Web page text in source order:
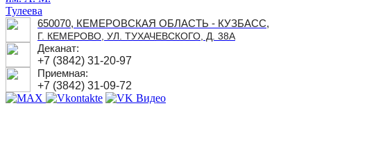
650070, КЕМЕРОВСКАЯ ОБЛАСТЬ - КУЗБАСС,
Г. КЕМЕРОВО, УЛ. ТУХАЧЕВСКОГО, Д. 38А
Деканат:
+7 (3842) 31-20-97
Приемная:
+7 (3842) 31-09-72